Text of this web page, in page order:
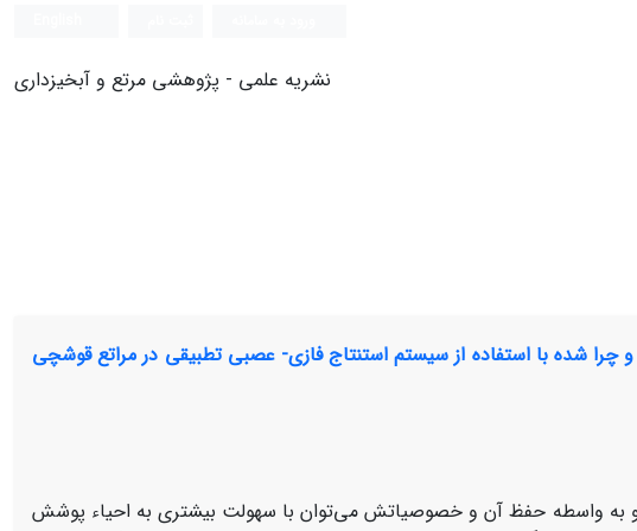
نشریه علمی - پژوهشی مرتع و آبخیزداری
شده با استفاده از سیستم استنتاج فازی- عصبی تطبیقی در مراتع قوشچی
به واسطه حفظ آن و خصوصیاتش می‌توان با سهولت بیشتری به احیاء پوشش